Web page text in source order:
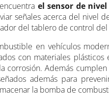
el sensor de nivel
señales acerca del nivel
del tablero de control del
en vehículos
con materiales
corrosión. Además
además para
la bomba de